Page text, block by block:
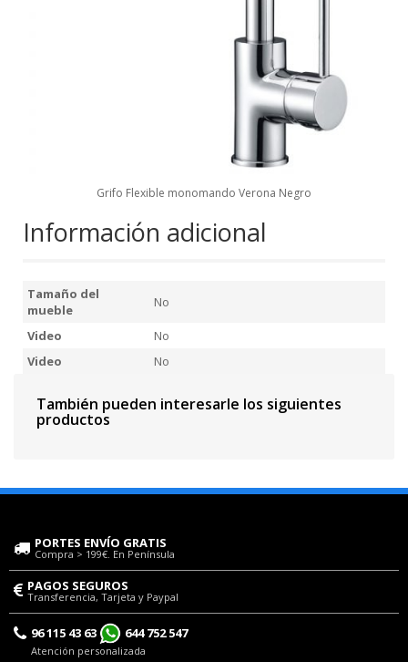
Grifo Flexible monomando Verona Negro
Información adicional
Tamaño del
mueble
No
Video
No
Video
No
También pueden interesarle los siguientes
productos
PORTES ENVÍO GRATIS
Compra > 199€. En Península
PAGOS SEGUROS
Transferencia, Tarjeta y Paypal
96 115 43 63 644 752 547
Atención personalizada